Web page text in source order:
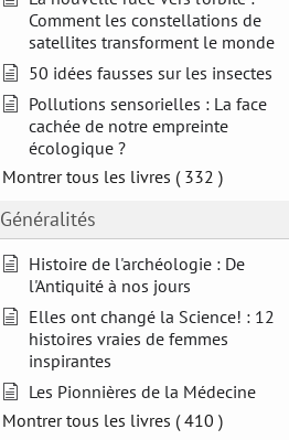
Comment les constellations de
satellites transforment le monde
50 idées fausses sur les insectes
Pollutions sensorielles : La face
cachée de notre empreinte
écologique ?
Montrer tous les livres ( 332 )
Généralités
Histoire de l'archéologie : De
l'Antiquité à nos jours
Elles ont changé la Science! : 12
histoires vraies de femmes
inspirantes
Les Pionnières de la Médecine
Montrer tous les livres ( 410 )